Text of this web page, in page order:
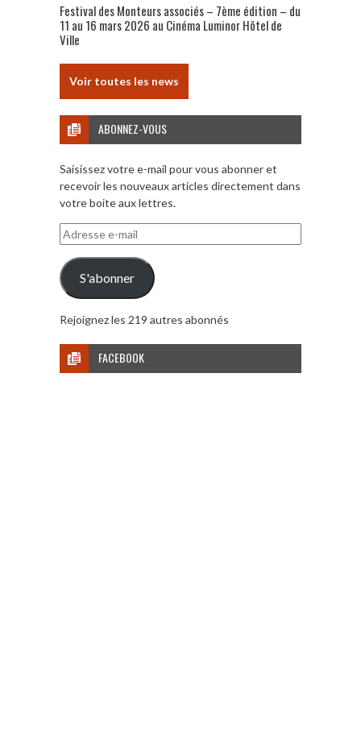
Festival des Monteurs associés – 7ème édition – du
11 au 16 mars 2026 au Cinéma Luminor Hôtel de
Ville
Voir toutes les news
ABONNEZ-VOUS
Saisissez votre e-mail pour vous abonner et
recevoir les nouveaux articles directement dans
votre boite aux lettres.
Adresse
e-
mail
S'abonner
Rejoignez les 219 autres abonnés
FACEBOOK